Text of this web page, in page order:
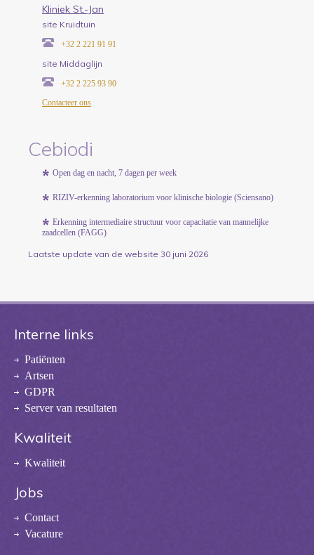
Kliniek St.-Jan
site Kruidtuin
+32 2 221 91 91
site Middaglijn
+32 2 225 93 90
Contacteer ons
Cebiodi
Open dag en nacht, 7 dagen per week
RIZIV-erkenning laboratorium voor klinische biologie (Sciensano)
Erkenning intermediaire structuur voor capacitatie van mannelijke
zaadcellen (FAGG)
Laatste update van de website 30 juni 2026
Interne links
Patiënten
Artsen
GDPR
Server van resultaten
Kwaliteit
Kwaliteit
Jobs
Contact
Vacature